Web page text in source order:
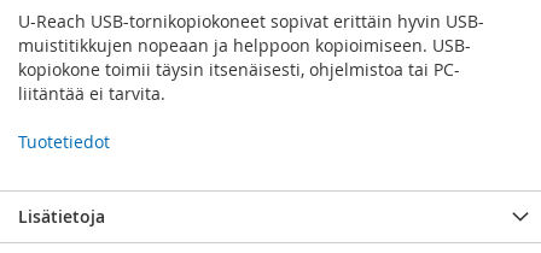
U-Reach USB-tornikopiokoneet sopivat erittäin hyvin USB-
muistitikkujen nopeaan ja helppoon kopioimiseen. USB-
kopiokone toimii täysin itsenäisesti, ohjelmistoa tai PC-
liitäntää ei tarvita.
Tuotetiedot
Lisätietoja